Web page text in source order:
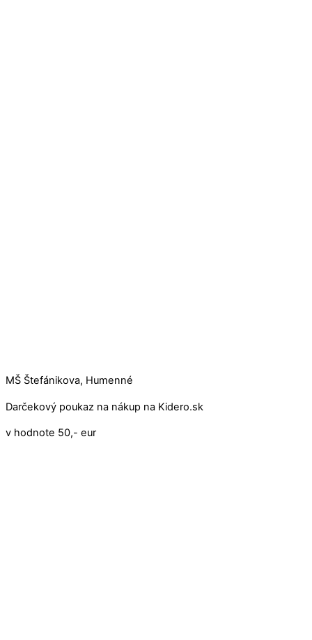
MŠ Štefánikova, Humenné
Darčekový poukaz na nákup na Kidero.sk
v hodnote 50,- eur